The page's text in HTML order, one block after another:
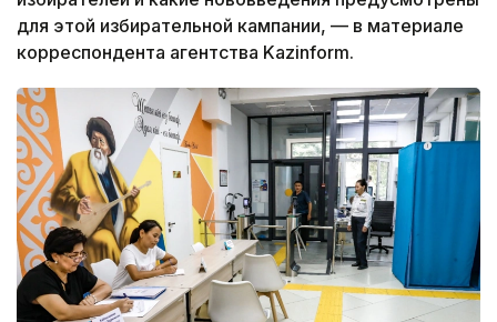
для этой избирательной кампании, — в материале
корреспондента агентства Kazinform.